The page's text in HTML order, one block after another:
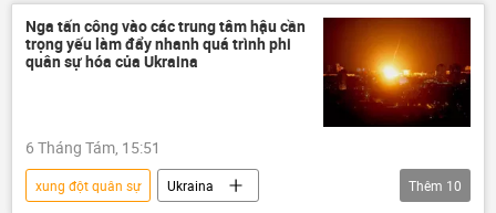
Thế giới
Nga
Liên bang Nga
Ukraina
Quân đội Ukraina
Nga tấn công vào các trung tâm hậu cần
trọng yếu làm đẩy nhanh quá trình phi
quân sự hóa của Ukraina
6 Tháng Tám, 15:51
xung đột quân sự
Ukraina
Thêm 10